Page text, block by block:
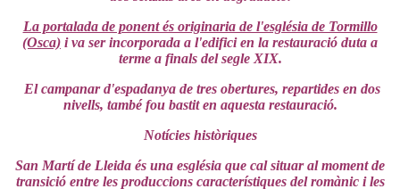
La portalada de ponent és originaria de l'església de Tormillo
(Osca) i va ser incorporada a l'edifici en la restauració duta a
terme a finals del segle XIX.
El campanar d'espadanya de tres obertures, repartides en dos
nivells, també fou bastit en aquesta restauració.
Notícies històriques
San Martí de Lleida és una església que cal situar al moment de
transició entre les produccions característiques del romànic i les